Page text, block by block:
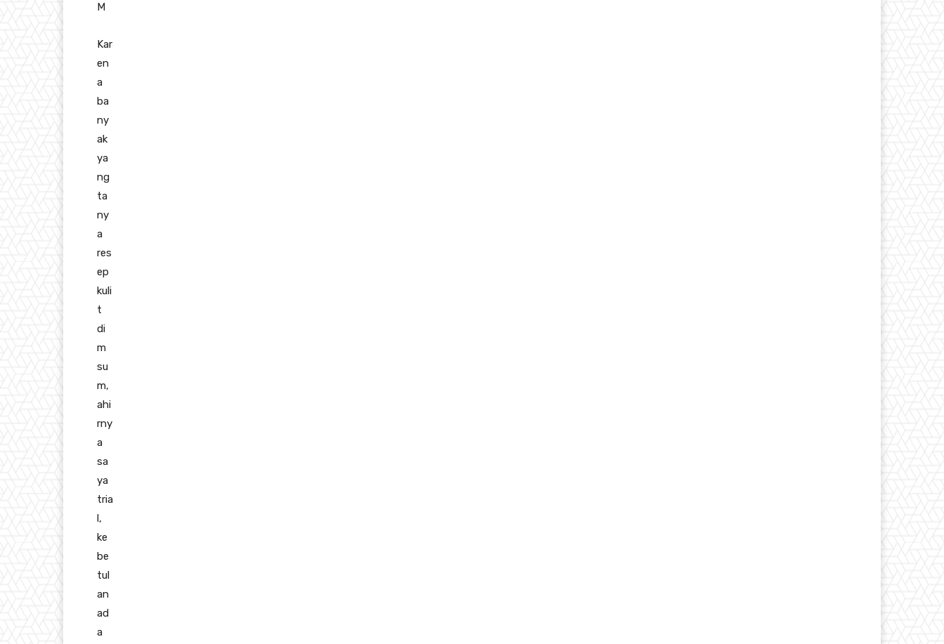
M
Kar
en
a
ba
ny
ak
ya
ng
ta
ny
a
res
ep
kuli
t
di
m
su
m,
ahi
rny
a
sa
ya
tria
l,
ke
be
tul
an
ad
a